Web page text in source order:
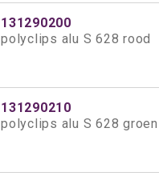
131290200
polyclips alu S 628 rood
131290210
polyclips alu S 628 groen